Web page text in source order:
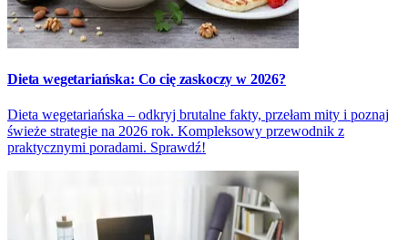
Dieta wegetariańska: Co cię zaskoczy w 2026?
Dieta wegetariańska – odkryj brutalne fakty, przełam mity i poznaj
świeże strategie na 2026 rok. Kompleksowy przewodnik z
praktycznymi poradami. Sprawdź!